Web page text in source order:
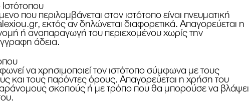
που περιλαμβάνεται στον ιστότοπο είναι πνευματική
εκτός αν δηλώνεται διαφορετικά. Απαγορεύεται η
ή αναπαραγωγή του περιεχομένου χωρίς την
άδεια.
να χρησιμοποιεί τον ιστότοπο σύμφωνα με τους
και τους παρόντες όρους. Απαγορεύεται η χρήση του
σκοπούς ή με τρόπο που θα μπορούσε να βλάψει